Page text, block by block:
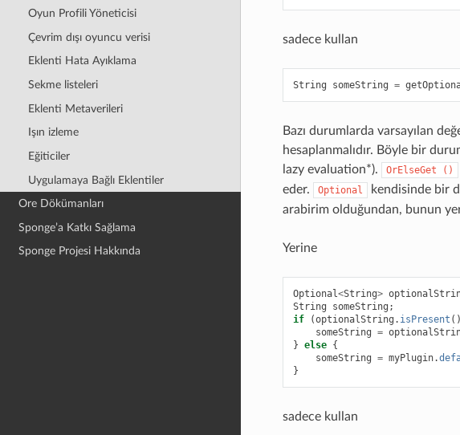
Oyun Profili Yöneticisi
Çevrim dışı oyuncu verisi
Eklenti Hata Ayıklama
Sekme listeleri
Eklenti Metaverileri
Işın izleme
Eğiticiler
Uygulamaya Bağlı Eklentiler
Ore Dökümanları
Sponge’a Katkı Sağlama
Sponge Projesi Hakkında
sadece kullan
String someString =
Bazı durumlarda varsayılan
hesaplanmalıdır. Böyle bir
lazy evaluation*).
OrElseGet ()
eder.
Optional kendisinde bir
arabirim olduğundan, bunun
Yerine
Optional<String>
String
someString ;
if
(optionalString . isPresent
someString =
} else {
someString = myPlugin.
}
sadece kullan